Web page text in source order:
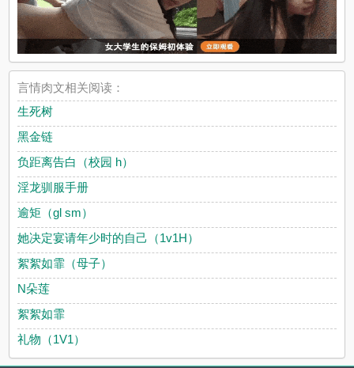
言情肉文相关阅读：
生死树
黑金链
负距离告白（校园 h）
淫龙驯服手册
逾矩（gl sm）
她决定宴请年少时的自己（1v1H）
絮絮如霏（母子）
N朵莲
絮絮如霏
礼物（1V1）